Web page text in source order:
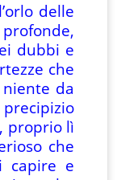
delle
dubbi e
che
niente da
proprio lì
che
capire e